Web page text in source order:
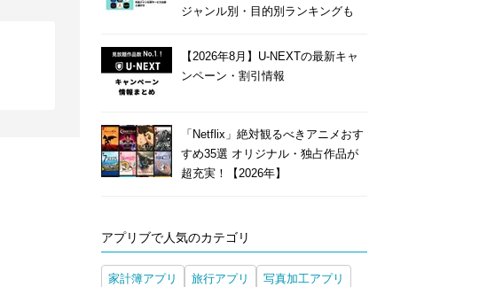
ジャンル別・目的別ランキングも
【2026年8月】U-NEXTの最新キャ
ンペーン・割引情報
「Netflix」絶対観るべきアニメおす
すめ35選 オリジナル・独占作品が
超充実！【2026年】
アプリブで人気のカテゴリ
家計簿アプリ 旅行アプリ 写真加工アプリ